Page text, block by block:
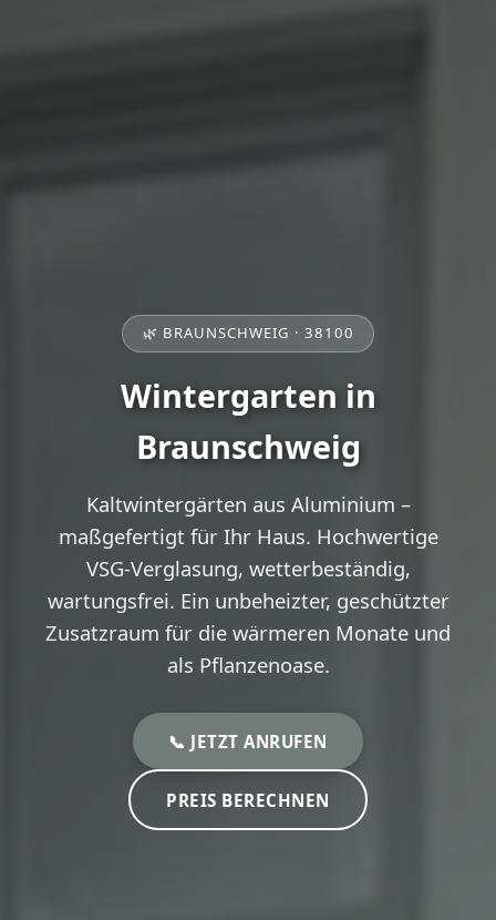
🌿 BRAUNSCHWEIG · 38100
Wintergarten in
Braunschweig
Kaltwintergärten aus Aluminium –
maßgefertigt für Ihr Haus. Hochwertige
VSG-Verglasung, wetterbeständig,
wartungsfrei. Ein unbeheizter, geschützter
Zusatzraum für die wärmeren Monate und
als Pflanzenoase.
📞 JETZT ANRUFEN
PREIS BERECHNEN